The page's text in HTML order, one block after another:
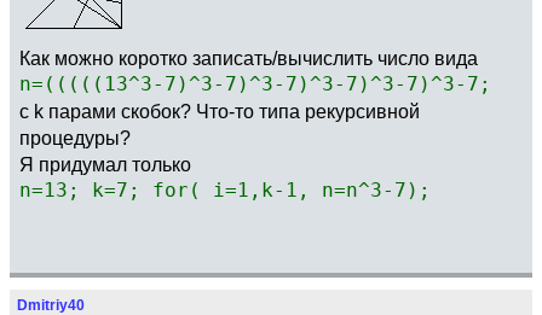
Как можно коротко записать/вычислить число вида
n=(((((13^3-7)^3-7)^3-7)^3-7)^3-7)^3-7;
с k парами скобок? Что-то типа рекурсивной
процедуры?
Я придумал только
n=13; k=7; for( i=1,k-1, n=n^3-7);
Dmitriy40